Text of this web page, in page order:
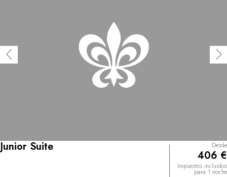
Junior Suite Desde
406 €
Impuestos incluidos
para 1 noche